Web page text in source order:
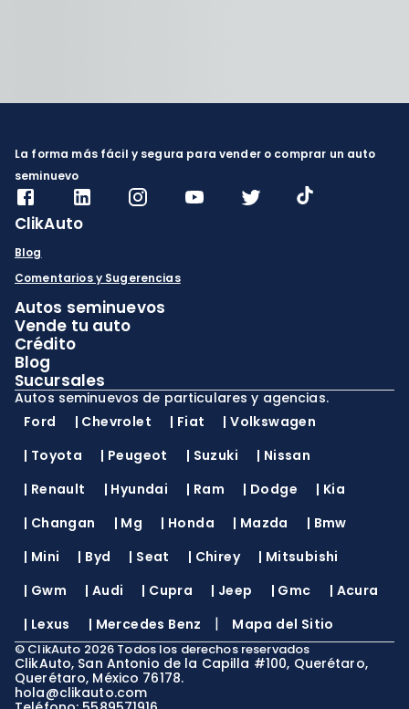
La forma más fácil y segura para vender o comprar un auto
seminuevo
ClikAuto
Blog
Comentarios y Sugerencias
Autos seminuevos
Vende tu auto
Crédito
Blog
Sucursales
Autos seminuevos de particulares y agencias.
Ford
| Chevrolet | Fiat |Volkswagen
| Toyota | Peugeot | Suzuki | Nissan
| Renault | Hyundai | Ram | Dodge | Kia
| Changan | Mg | Honda | Mazda | Bmw
| Mini | Byd | Seat | Chirey | Mitsubishi
| Gwm | Audi | Cupra | Jeep | Gmc | Acura
| Lexus | Mercedes Benz | Mapa del Sitio
© ClikAuto 2026 Todos los derechos reservados
ClikAuto, San Antonio de la Capilla #100, Querétaro,
Querétaro, México 76178.
hola@clikauto.com